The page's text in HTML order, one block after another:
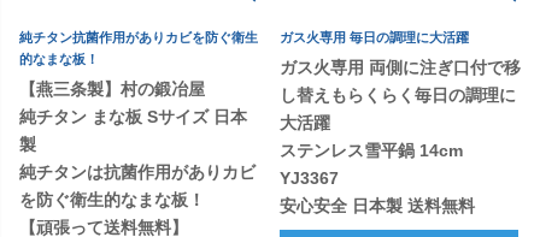
純チタン抗菌作用がありカビを防ぐ衛生
的なまな板！
【燕三条製】村の鍛冶屋
純チタン まな板 Sサイズ 日本
製
純チタンは抗菌作用がありカビ
を防ぐ衛生的なまな板！
【頑張って送料無料】
ガス火専用 毎日の調理に大活躍
ガス火専用 両側に注ぎ口付で移
し替えもらくらく毎日の調理に
大活躍
ステンレス雪平鍋 14cm
YJ3367
安心安全 日本製 送料無料